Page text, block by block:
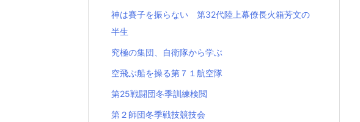
神は賽子を振らない 第32代陸上幕僚長火箱芳文の
半生
究極の集団、自衛隊から学ぶ
空飛ぶ船を操る第７１航空隊
第25戦闘団冬季訓練検閲
第２師団冬季戦技競技会